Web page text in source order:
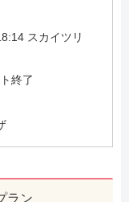
スカイツリ
終了
ラン